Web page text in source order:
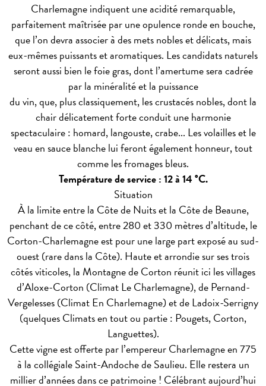
Charlemagne indiquent une acidité remarquable,
parfaitement maîtrisée par une opulence ronde en bouche,
que l’on devra associer à des mets nobles et délicats, mais
eux-mêmes puissants et aromatiques. Les candidats naturels
seront aussi bien le foie gras, dont l’amertume sera cadrée
par la minéralité et la puissance
du vin, que, plus classiquement, les crustacés nobles, dont la
chair délicatement forte conduit une harmonie
spectaculaire : homard, langouste, crabe... Les volailles et le
veau en sauce blanche lui feront également honneur, tout
comme les fromages bleus.
Température de service : 12 à 14 °C.
Situation
À la limite entre la Côte de Nuits et la Côte de Beaune,
penchant de ce côté, entre 280 et 330 mètres d’altitude, le
Corton-Charlemagne est pour une large part exposé au sud-
ouest (rare dans la Côte). Haute et arrondie sur ses trois
côtés viticoles, la Montagne de Corton réunit ici les villages
d’Aloxe-Corton (Climat Le Charlemagne), de Pernand-
Vergelesses (Climat En Charlemagne) et de Ladoix-Serrigny
(quelques Climats en tout ou partie : Pougets, Corton,
Languettes).
Cette vigne est offerte par l’empereur Charlemagne en 775
à la collégiale Saint-Andoche de Saulieu. Elle restera un
millier d’années dans ce patrimoine ! Célébrant aujourd’hui